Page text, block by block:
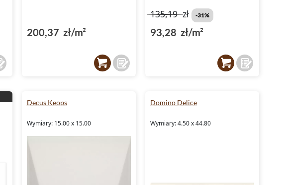
200,37 zł/m²
135,19zł -31%
93,28 zł/m²
Decus Keops
Wymiary: 15.00 x 15.00
Domino Delice
Wymiary: 4.50 x 44.80